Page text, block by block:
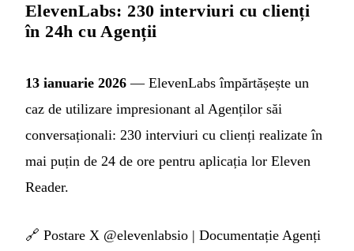
ElevenLabs: 230 interviuri cu clienți
în 24h cu Agenții
13 ianuarie 2026 — ElevenLabs împărtășește un
caz de utilizare impresionant al Agenților săi
conversaționali: 230 interviuri cu clienți realizate în
mai puțin de 24 de ore pentru aplicația lor Eleven
Reader.
🔗 Postare X @elevenlabsio | Documentație Agenți